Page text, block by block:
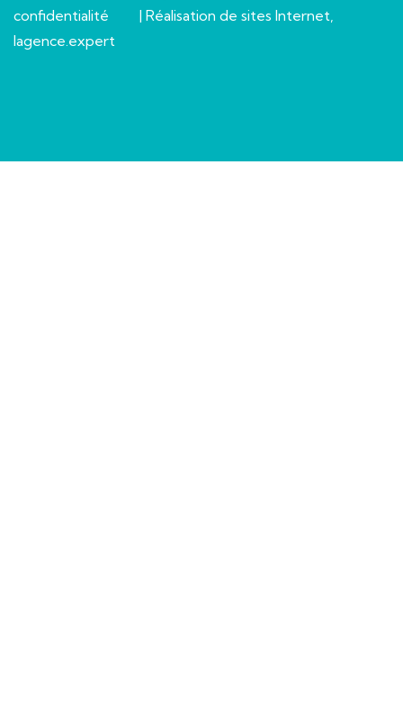
confidentialité
| Réalisation de sites Internet,
lagence.expert